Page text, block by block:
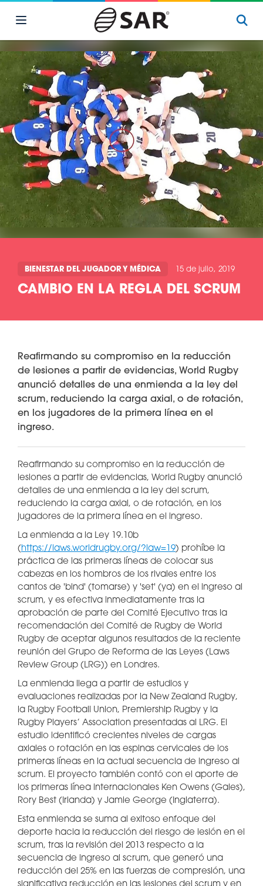
BIENESTAR DEL JUGADOR Y MÉDICA 15 de julio, 2019
CAMBIO EN LA REGLA DEL SCRUM
Reafirmando su compromiso en la reducción
de lesiones a partir de evidencias, World Rugby
anunció detalles de una enmienda a la ley del
scrum, reduciendo la carga axial, o de rotación,
en los jugadores de la primera línea en el
ingreso.
Reafirmando su compromiso en la reducción de
lesiones a partir de evidencias, World Rugby anunció
detalles de una enmienda a la ley del scrum,
reduciendo la carga axial, o de rotación, en los
jugadores de la primera línea en el ingreso.
La enmienda a la Ley 19.10b
( https://laws.worldrugby.org/?law=19) prohíbe la
práctica de las primeras líneas de colocar sus
cabezas en los hombros de los rivales entre los
cantos de 'bind' (tomarse) y 'set' (ya) en el ingreso al
scrum, y es efectiva inmediatamente tras la
aprobación de parte del Comité Ejecutivo tras la
recomendación del Comité de Rugby de World
Rugby de aceptar algunos resultados de la reciente
reunión del Grupo de Reforma de las Leyes (Laws
Review Group (LRG)) en Londres.
La enmienda llega a partir de estudios y
evaluaciones realizadas por la New Zealand Rugby,
la Rugby Football Union, Premiership Rugby y la
Rugby Players’ Association presentadas al LRG. El
estudio identificó crecientes niveles de cargas
axiales o rotación en las espinas cervicales de los
primeras líneas en la actual secuencia de ingreso al
scrum. El proyecto también contó con el aporte de
los primeras línea internacionales Ken Owens (Gales),
Rory Best (Irlanda) y Jamie George (Inglaterra).
Esta enmienda se suma al exitoso enfoque del
deporte hacia la reducción del riesgo de lesión en el
scrum, tras la revisión del 2013 respecto a la
secuencia de ingreso al scrum, que generó una
reducción del 25% en las fuerzas de compresión, una